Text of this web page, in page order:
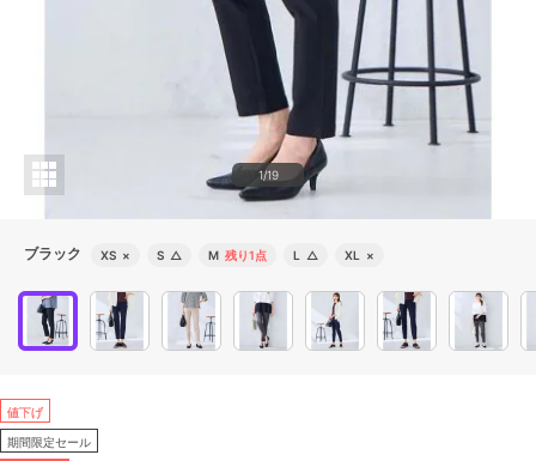
1/19
ブラック XS × S △ M 残り1点 L △ XL ×
値下げ
期間限定セール